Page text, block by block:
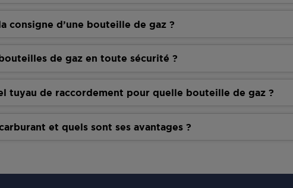
consigne d’une bouteille de gaz ?
de gaz en toute sécurité ?
tuyau de raccordement pour quelle bouteille de gaz ?
et quels sont ses avantages ?